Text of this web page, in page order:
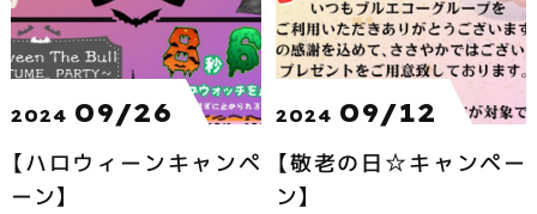
2024 09/26
【ハロウィーンキャンペ
ーン】
2024 09/12
【敬老の日☆キャンペー
ン】